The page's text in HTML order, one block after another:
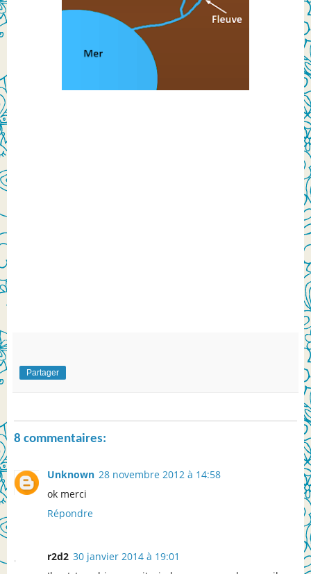
Partager
8 commentaires:
Unknown 28 novembre 2012 à 14:58
ok merci
Répondre
r2d2 30 janvier 2014 à 19:01